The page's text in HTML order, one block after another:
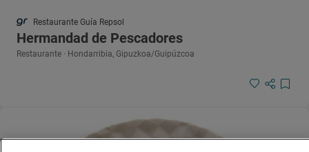
Restaurante Guía Repsol
Hermandad de Pescadores
Restaurante · Hondarribia, Gipuzkoa/Guipúzcoa